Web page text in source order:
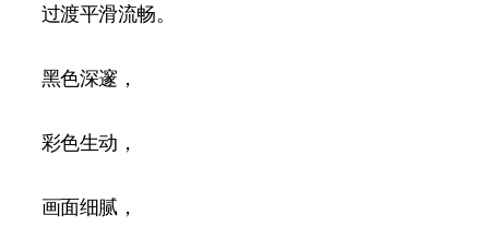
过渡平滑流畅。
黑色深邃，
彩色生动，
画面细腻，